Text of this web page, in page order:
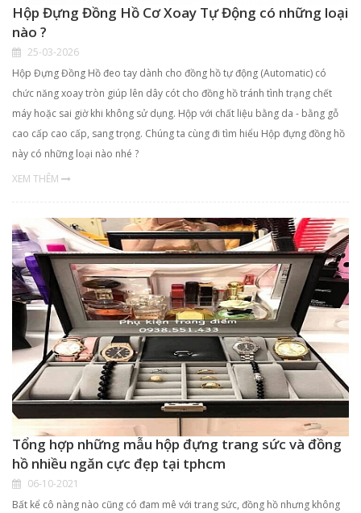
Hộp Đựng Đồng Hồ Cơ Xoay Tự Động có những loại
nào ?
25-03-2026
Hộp Đựng Đồng Hồ đeo tay dành cho đồng hồ tự động (Automatic) có
chức năng xoay tròn giúp lên dây cót cho đồng hồ tránh tình trạng chết
máy hoặc sai giờ khi không sử dụng. Hộp với chất liệu bằng da - bằng gỗ
cao cấp cao cấp, sang trọng. Chúng ta cùng đi tìm hiểu Hộp đựng đồng hồ
này có những loại nào nhé ?
XEM THÊM
Tổng hợp những mẫu hộp đựng trang sức và đồng
hồ nhiều ngăn cực đẹp tại tphcm
06-10-2021
Bất kể cô nàng nào cũng có đam mê với trang sức, đồng hồ nhưng không